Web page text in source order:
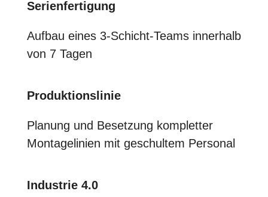
Serienfertigung
Aufbau eines 3-Schicht-Teams innerhalb
von 7 Tagen
Produktionslinie
Planung und Besetzung kompletter
Montagelinien mit geschultem Personal
Industrie 4.0